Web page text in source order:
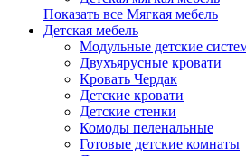
Показать все Мягкая мебель
Детская мебель
Модульные детские
Двухъярусные кровати
Кровать Чердак
Детские кровати
Детские стенки
Комоды пеленальные
Готовые детские комнаты